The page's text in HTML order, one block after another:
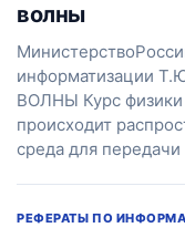
волны
информатизации
ВОЛНЫ Курс
происходит
среда для
РЕФЕРАТЫ ПО